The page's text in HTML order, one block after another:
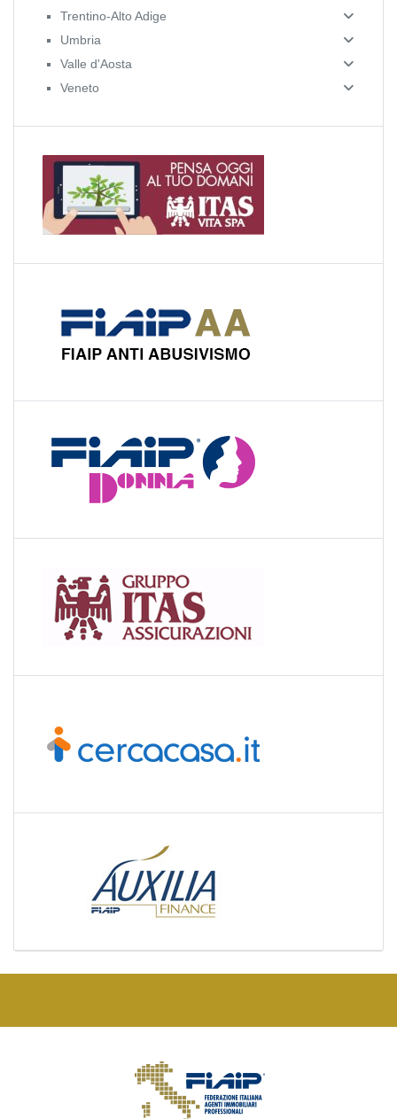
Trentino-Alto Adige
Umbria
Valle d'Aosta
Veneto